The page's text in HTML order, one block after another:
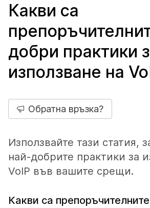
Какви са
добри практики
използване на
Обратна връзка?
Използвайте тази статия,
най-добрите практики за
VoIP във вашите срещи.
Какви са